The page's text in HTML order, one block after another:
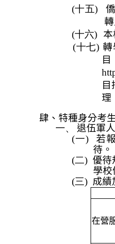
(十五)
(十六) 本
(十七) 轉
目
理
肆、特種身分考
一、
退伍軍
(一)
若
待。
(二) 優待
學校
(三) 成績
在營